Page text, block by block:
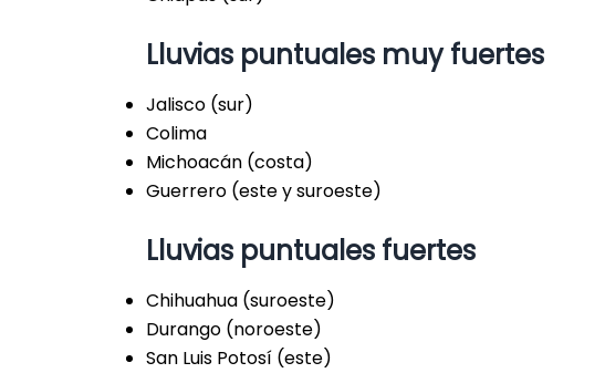
Lluvias puntuales muy fuertes
Jalisco (sur)
Colima
Michoacán (costa)
Guerrero (este y suroeste)
Lluvias puntuales fuertes
Chihuahua (suroeste)
Durango (noroeste)
San Luis Potosí (este)